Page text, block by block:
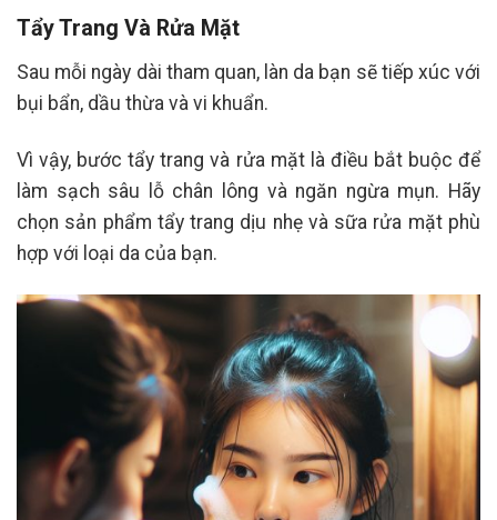
Tẩy Trang Và Rửa Mặt
Sau mỗi ngày dài tham quan, làn da bạn sẽ tiếp xúc với
bụi bẩn, dầu thừa và vi khuẩn.
Vì vậy, bước tẩy trang và rửa mặt là điều bắt buộc để
làm sạch sâu lỗ chân lông và ngăn ngừa mụn. Hãy
chọn sản phẩm tẩy trang dịu nhẹ và sữa rửa mặt phù
hợp với loại da của bạn.